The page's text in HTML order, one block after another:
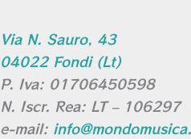
Via N. Sauro, 43
04022 Fondi (Lt)
P. Iva: 01706450598
N. Iscr. Rea: LT – 106297
e-mail: